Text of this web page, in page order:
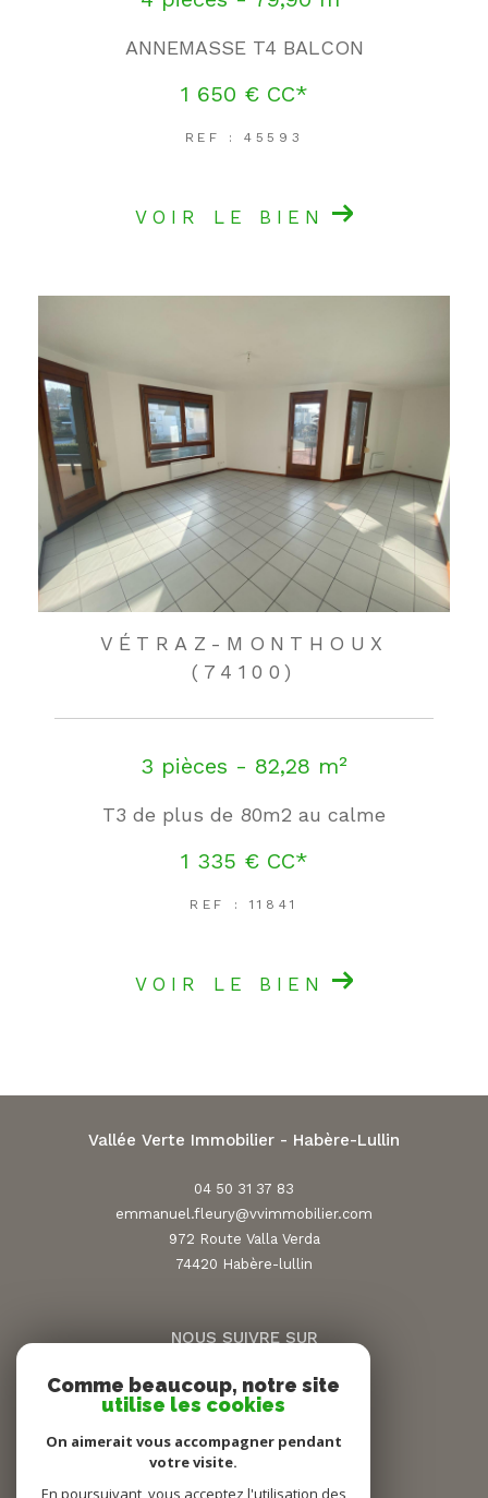
ANNEMASSE T4 BALCON
1 650 € CC*
REF : 45593
VOIR LE BIEN
VÉTRAZ-MONTHOUX
(74100)
3 pièces - 82,28 m²
T3 de plus de 80m2 au calme
1 335 € CC*
REF : 11841
VOIR LE BIEN
Vallée Verte Immobilier - Habère-Lullin
04 50 31 37 83
emmanuel.fleury@vvimmobilier.com
972 Route Valla Verda
74420
habère-lullin
NOUS SUIVRE SUR
Comme beaucoup, notre site
utilise les cookies
On aimerait vous accompagner pendant
votre visite.
En poursuivant, vous acceptez l'utilisation des